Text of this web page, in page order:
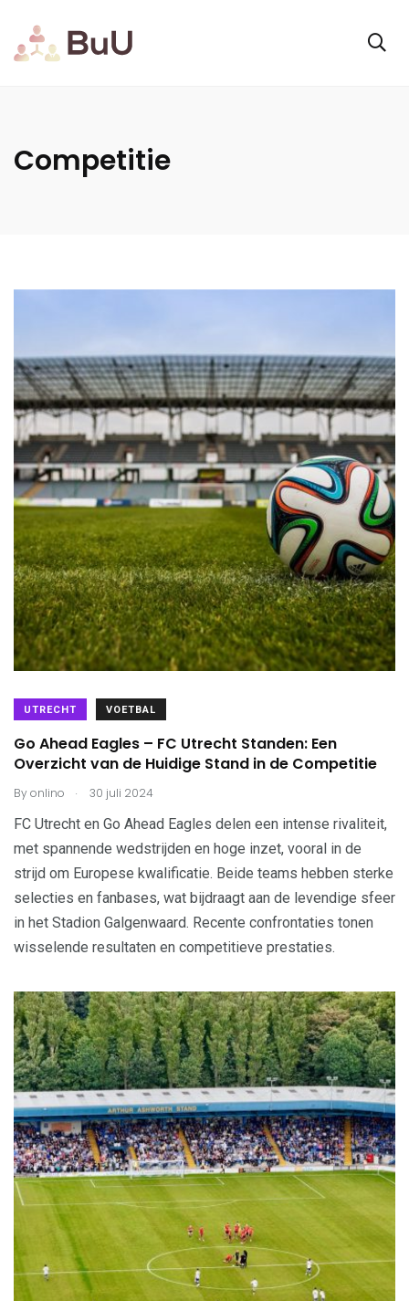
Competitie
UTRECHT VOETBAL
Go Ahead Eagles – FC Utrecht Standen: Een
Overzicht van de Huidige Stand in de Competitie
Byonlino . 30 juli 2024
FC Utrecht en Go Ahead Eagles delen een intense rivaliteit,
met spannende wedstrijden en hoge inzet, vooral in de
strijd om Europese kwalificatie. Beide teams hebben sterke
selecties en fanbases, wat bijdraagt aan de levendige sfeer
in het Stadion Galgenwaard. Recente confrontaties tonen
wisselende resultaten en competitieve prestaties.